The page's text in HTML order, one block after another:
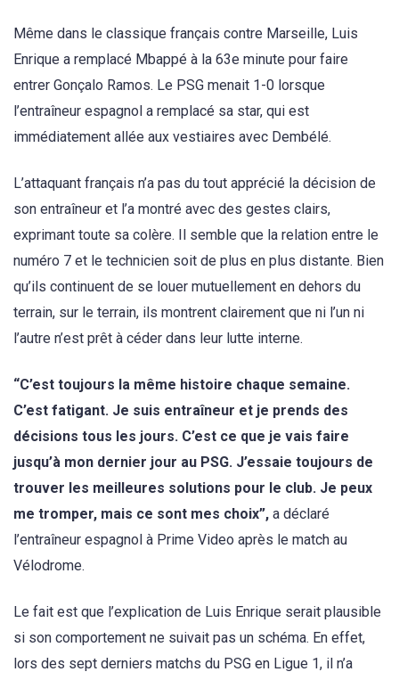
Même dans le classique français contre Marseille, Luis
Enrique a remplacé Mbappé à la 63e minute pour faire
entrer Gonçalo Ramos. Le PSG menait 1-0 lorsque
l’entraîneur espagnol a remplacé sa star, qui est
immédiatement allée aux vestiaires avec Dembélé.
L’attaquant français n’a pas du tout apprécié la décision de
son entraîneur et l’a montré avec des gestes clairs,
exprimant toute sa colère. Il semble que la relation entre le
numéro 7 et le technicien soit de plus en plus distante. Bien
qu’ils continuent de se louer mutuellement en dehors du
terrain, sur le terrain, ils montrent clairement que ni l’un ni
l’autre n’est prêt à céder dans leur lutte interne.
“C’est toujours la même histoire chaque semaine.
C’est fatigant. Je suis entraîneur et je prends des
décisions tous les jours. C’est ce que je vais faire
jusqu’à mon dernier jour au PSG. J’essaie toujours de
trouver les meilleures solutions pour le club. Je peux
me tromper, mais ce sont mes choix”, a déclaré
l’entraîneur espagnol à Prime Video après le match au
Vélodrome.
Le fait est que l’explication de Luis Enrique serait plausible
si son comportement ne suivait pas un schéma. En effet,
lors des sept derniers matchs du PSG en Ligue 1, il n’a